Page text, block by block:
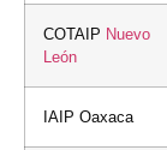
COTAIP Nuevo
León
IAIP Oaxaca